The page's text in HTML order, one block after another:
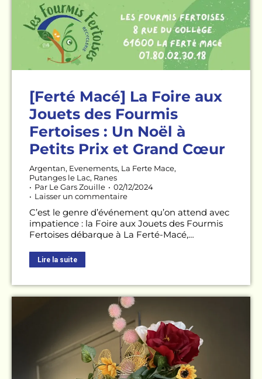
[Ferté Macé] La Foire aux
Jouets des Fourmis
Fertoises : Un Noël à
Petits Prix et Grand Cœur
Argentan, Evenements, La Ferte Mace,
Putanges le Lac, Ranes
Par Le Gars Zouille
02/12/2024
Laisser un commentaire
C’est le genre d’événement qu’on attend avec
impatience : la Foire aux Jouets des Fourmis
Fertoises débarque à La Ferté-Macé,…
Lire la suite